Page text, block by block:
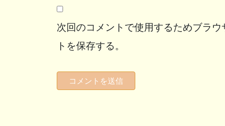
次回のコメントで使用するためブラ
トを保存する。